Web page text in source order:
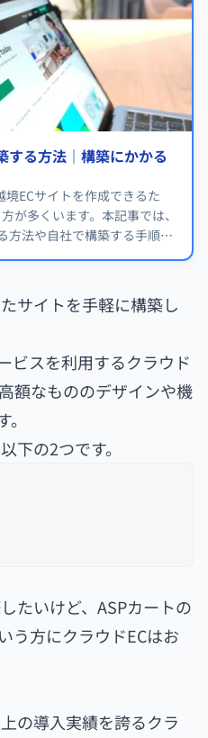
る方法｜構築にかかる
ECサイトを作成できるた
が多くいます。本記事では、
方法や自社で構築する手順、
ます。
サイトを手軽に構築し
ビスを利用するクラウド
額なもののデザインや機
下の2つです。
たいけど、ASPカートの
う方にクラウドECはお
の導入実績を誇るクラ